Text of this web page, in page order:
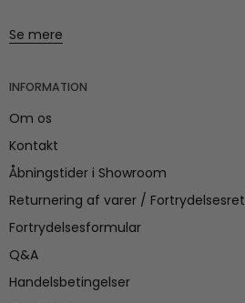
Se mere
INFORMATION
Om os
Kontakt
Åbningstider i Showroom
Returnering af varer / Fortrydelsesret
Fortrydelsesformular
Q&A
Handelsbetingelser